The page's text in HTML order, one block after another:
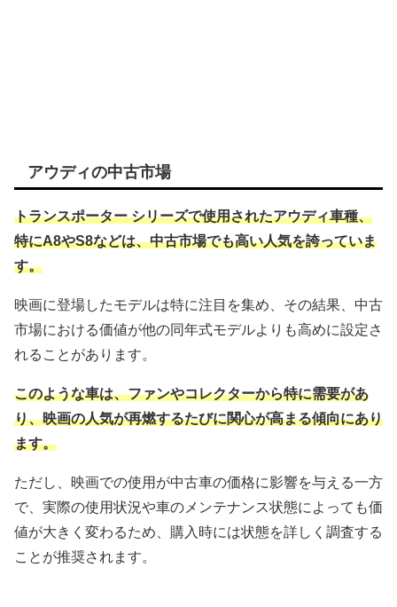
アウディの中古市場
トランスポーター シリーズで使用されたアウディ車種、
特にA8やS8などは、中古市場でも高い人気を誇っていま
す。
映画に登場したモデルは特に注目を集め、その結果、中古
市場における価値が他の同年式モデルよりも高めに設定さ
れることがあります。
このような車は、ファンやコレクターから特に需要があ
り、映画の人気が再燃するたびに関心が高まる傾向にあり
ます。
ただし、映画での使用が中古車の価格に影響を与える一方
で、実際の使用状況や車のメンテナンス状態によっても価
値が大きく変わるため、購入時には状態を詳しく調査する
ことが推奨されます。